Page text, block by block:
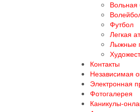
Вольная
Футбол
Легкая
Лыжные
Контакты
Независимая
Электронная
Фотогалерея
Каникулы-